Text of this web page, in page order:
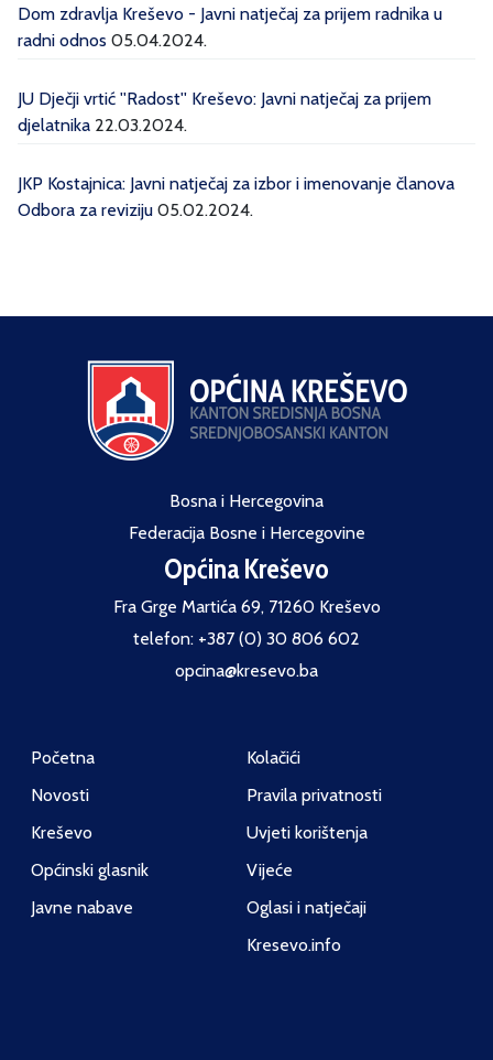
Dom zdravlja Kreševo - Javni natječaj za prijem radnika u
radni odnos 05.04.2024.
JU Dječji vrtić ''Radost'' Kreševo: Javni natječaj za prijem
djelatnika 22.03.2024.
JKP Kostajnica: Javni natječaj za izbor i imenovanje članova
Odbora za reviziju 05.02.2024.
Bosna i Hercegovina
Federacija Bosne i Hercegovine
Općina Kreševo
Fra Grge Martića 69, 71260 Kreševo
telefon: +387 (0) 30 806 602
opcina@kresevo.ba
Početna
Novosti
Kreševo
Općinski glasnik
Javne nabave
Kolačići
Pravila privatnosti
Uvjeti korištenja
Vijeće
Oglasi i natječaji
Kresevo.info